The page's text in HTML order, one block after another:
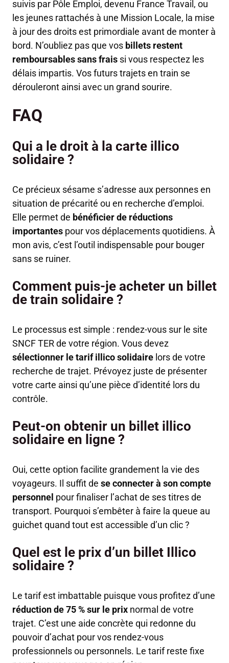
suivis par Pôle Emploi, devenu France Travail, ou
les jeunes rattachés à une Mission Locale, la mise
à jour des droits est primordiale avant de monter à
bord. N’oubliez pas que vos billets restent
remboursables sans frais si vous respectez les
délais impartis. Vos futurs trajets en train se
dérouleront ainsi avec un grand sourire.
FAQ
Qui a le droit à la carte illico
solidaire ?
Ce précieux sésame s’adresse aux personnes en
situation de précarité ou en recherche d’emploi.
Elle permet de bénéficier de réductions
importantes pour vos déplacements quotidiens. À
mon avis, c’est l’outil indispensable pour bouger
sans se ruiner.
Comment puis-je acheter un billet
de train solidaire ?
Le processus est simple : rendez-vous sur le site
SNCF TER de votre région. Vous devez
sélectionner le tarif illico solidaire lors de votre
recherche de trajet. Prévoyez juste de présenter
votre carte ainsi qu’une pièce d’identité lors du
contrôle.
Peut-on obtenir un billet illico
solidaire en ligne ?
Oui, cette option facilite grandement la vie des
voyageurs. Il suffit de se connecter à son compte
personnel pour finaliser l’achat de ses titres de
transport. Pourquoi s’embêter à faire la queue au
guichet quand tout est accessible d’un clic ?
Quel est le prix d’un billet Illico
solidaire ?
Le tarif est imbattable puisque vous profitez d’une
réduction de 75 % sur le prix normal de votre
trajet. C’est une aide concrète qui redonne du
pouvoir d’achat pour vos rendez-vous
professionnels ou personnels. Le tarif reste fixe